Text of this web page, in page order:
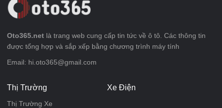
Oto365.net là trang web cung cấp tin tức về ô tô. Các thông tin
được tổng hợp và sắp xếp bằng chương trình máy tính
Email: hi.oto365@gmail.com
Thị Trường
Thị Trường Xe
Xe Điện